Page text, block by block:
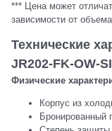
*** Цена может
зависимости от
Технические
JR202-FK-OW-
Физические
Корпус из
Бронированный